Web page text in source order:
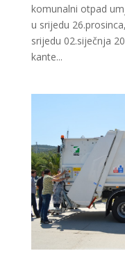
komunalni otpad
u srijedu
srijedu 02.siječnja
kante...